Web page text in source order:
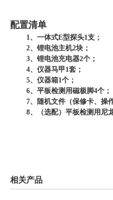
配置清单
1、一体式E型探头1支；
2、锂电池主机2块；
3、锂电池充电器2个；
4、仪器马甲1套；
5、仪器箱1个；
6、平板检测用磁极脚4个；
7、随机文件（保修卡、操
8、（选配）平板检测用尼
相关产品